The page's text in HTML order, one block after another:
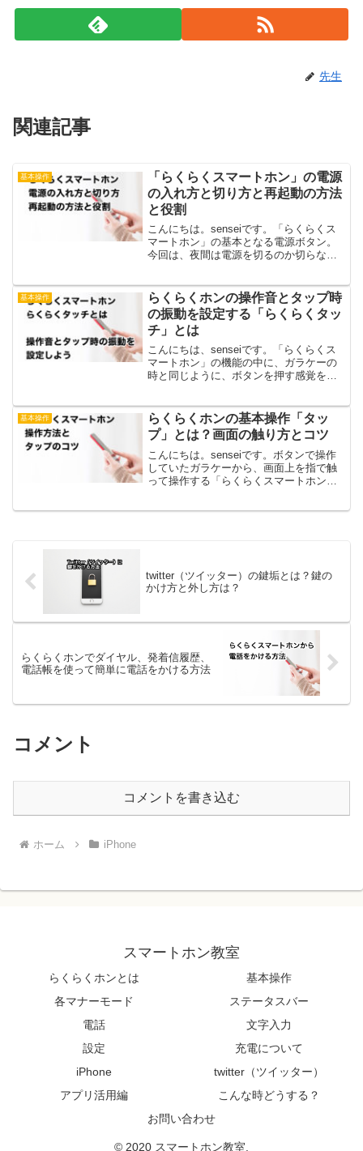
先生
関連記事
基本操作
「らくらくスマートホン」の電源
の入れ方と切り方と再起動の方法
と役割
こんにちは。senseiです。「らくらくス
マートホン」の基本となる電源ボタン。
今回は、夜間は電源を切るのか切らない
す。「らくらくスマートホン」の電源ボ
タンの場所と電源の...
基本操作
らくらくホンの操作音とタップ時
の振動を設定する「らくらくタッ
チ」とは
こんにちは、senseiです。「らくらくス
マートホン」の機能の中に、ガラケーの
時と同じように、ボタンを押す感覚を振
から、画面に指が軽く触れただけで、ア
プリやメニューが反...
基本操作
らくらくホンの基本操作「タッ
プ」とは？画面の触り方とコツ
こんにちは。senseiです。ボタンで操作
していたガラケーから、画面上を指で触
って操作する「らくらくスマートホン」
twitter（ツイッター）の鍵垢とは？鍵の
かけ方と外し方は？
らくらくホンでダイヤル、発着信履歴、
電話帳を使って簡単に電話をかける方法
コメント
コメントを書き込む
ホーム iPhone
スマートホン教室
らくらくホンとは
基本操作
各マナーモード
ステータスバー
電話
文字入力
設定
充電について
iPhone
twitter（ツイッター）
アプリ活用編
こんな時どうする？
お問い合わせ
© 2020 スマートホン教室.